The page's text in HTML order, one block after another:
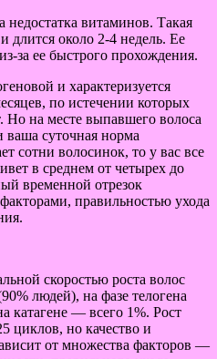
недостатка витаминов. Такая
длится около 2-4 недель. Ее
за ее быстрого прохождения.
и характеризуется
по истечении которых
Но на месте выпавшего волоса
ваша суточная норма
сотни волосинок, то у вас все
в среднем от четырех до
временной отрезок
правильностью ухода
скоростью роста волос
людей), на фазе телогена
катагене — всего 1%. Рост
циклов, но качество и
от множества факторов —